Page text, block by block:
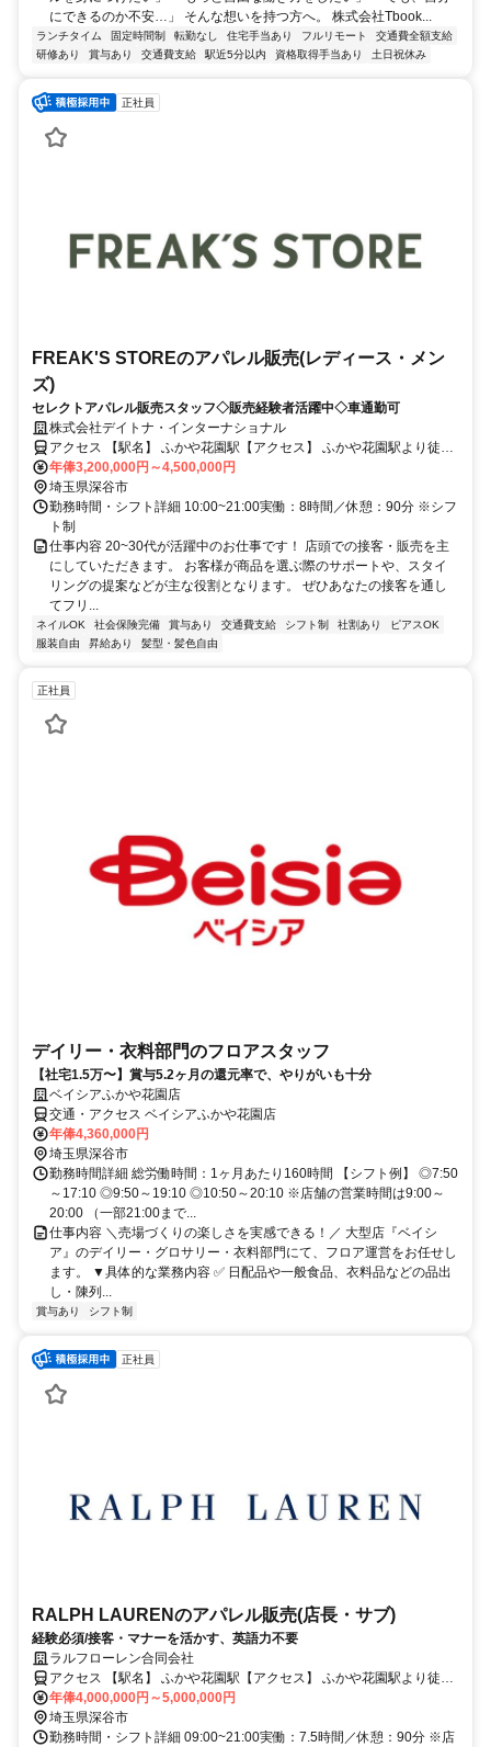
にできるのか不安…」 そんな想いを持つ方へ。 株式会社Tbook...
ランチタイム 固定時間制 転勤なし 住宅手当あり フルリモート
交通費全額支給
研修あり
賞与あり 交通費支給 駅近5分以内 資格取得手当あり 土日祝休み
正社員
FREAK'S STOREのアパレル販売(レディース・メン
ズ)
セレクトアパレル販売スタッフ◇販売経験者活躍中◇車通勤可
株式会社デイトナ・インターナショナル
アクセス 【駅名】 ふかや花園駅【アクセス】 ふかや花園駅より徒歩
3分
年俸3,200,000円～4,500,000円
埼玉県深谷市
勤務時間・シフト詳細 10:00~21:00実働：8時間／休憩：90分 ※シフ
ト制
仕事内容 20~30代が活躍中のお仕事です！ 店頭での接客・販売を主
にしていただきます。 お客様が商品を選ぶ際のサポートや、スタイ
リングの提案などが主な役割となります。 ぜひあなたの接客を通し
てフリ...
ネイルOK 社会保険完備 賞与あり 交通費支給 シフト制 社割あり
ピアスOK
服装自由
昇給あり 髪型・髪色自由
正社員
デイリー・衣料部門のフロアスタッフ
【社宅1.5万〜】賞与5.2ヶ月の還元率で、やりがいも十分
ベイシアふかや花園店
交通・アクセス ベイシアふかや花園店
年俸4,360,000円
埼玉県深谷市
勤務時間詳細 総労働時間：1ヶ月あたり160時間 【シフト例】 ◎7:50
～17:10 ◎9:50～19:10 ◎10:50～20:10 ※店舗の営業時間は9:00～
20:00 （一部21:00まで...
仕事内容 ＼売場づくりの楽しさを実感できる！／ 大型店『ベイシ
ア』のデイリー・グロサリー・衣料部門にて、フロア運営をお任せし
ます。 ▼具体的な業務内容 ✅ 日配品や一般食品、衣料品などの品出
し・陳列...
賞与あり シフト制
正社員
RALPH LAURENのアパレル販売(店長・サブ)
経験必須/接客・マナーを活かす、英語力不要
ラルフローレン合同会社
アクセス 【駅名】 ふかや花園駅【アクセス】 ふかや花園駅より徒歩
3分
年俸4,000,000円～5,000,000円
埼玉県深谷市
勤務時間・シフト詳細 09:00~21:00実働：7.5時間／休憩：90分 ※店